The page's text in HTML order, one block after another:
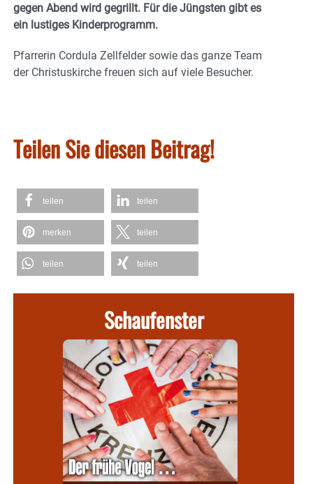
gegen Abend wird gegrillt. Für die Jüngsten gibt es
ein lustiges Kinderprogramm.
Pfarrerin Cordula Zellfelder sowie das ganze Team
der Christuskirche freuen sich auf viele Besucher.
Teilen Sie diesen Beitrag!
teilen teilen
merken teilen
teilen teilen
Schaufenster